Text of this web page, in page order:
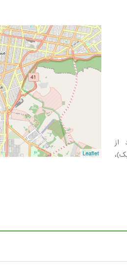
از
Leaflet